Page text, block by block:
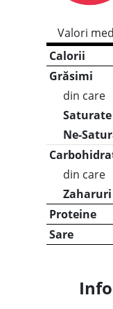
Valori
Calorii
Grăsimi
din care
Saturate
Ne-
din care
Zaharuri
Proteine
Sare